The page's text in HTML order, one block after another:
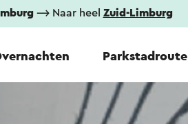
⟶ Naar heel Zuid-Limburg
Parkstadroute